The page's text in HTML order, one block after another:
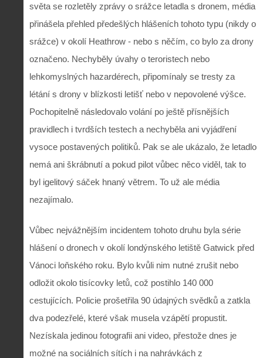
světa se rozletěly zprávy o srážce letadla s dronem, média
přinášela přehled předešlých hlášeních tohoto typu (nikdy o
srážce) v okolí Heathrow - nebo s něčím, co bylo za drony
označeno. Nechyběly úvahy o teroristech nebo
lehkomyslných hazardérech, připomínaly se tresty za
létání s drony v blízkosti letišť nebo v nepovolené výšce.
Pochopitelně následovalo volání po ještě přísnějších
pravidlech i tvrdších testech a nechyběla ani vyjádření
vysoce postavených politiků. Pak se ale ukázalo, že letadlo
nemá ani škrábnutí a pokud pilot vůbec něco viděl, tak to
byl igelitový sáček hnaný větrem. To už ale média
nezajímalo.
Vůbec nejvážnějším incidentem tohoto druhu byla série
hlášení o dronech v okolí londýnského letiště Gatwick před
Vánoci loňského roku. Bylo kvůli nim nutné zrušit nebo
odložit okolo tisícovky letů, což postihlo 140 000
cestujících. Policie prošetřila 90 údajných svědků a zatkla
dva podezřelé, které však musela vzápětí propustit.
Nezískala jedinou fotografii ani video, přestože dnes je
možné na sociálních sítích i na nahrávkách z